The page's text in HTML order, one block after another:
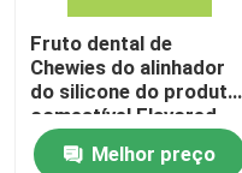
Fruto dental de
Chewies do alinhador
do silicone do produto
comestível Flavored
com punho
Melhor preço